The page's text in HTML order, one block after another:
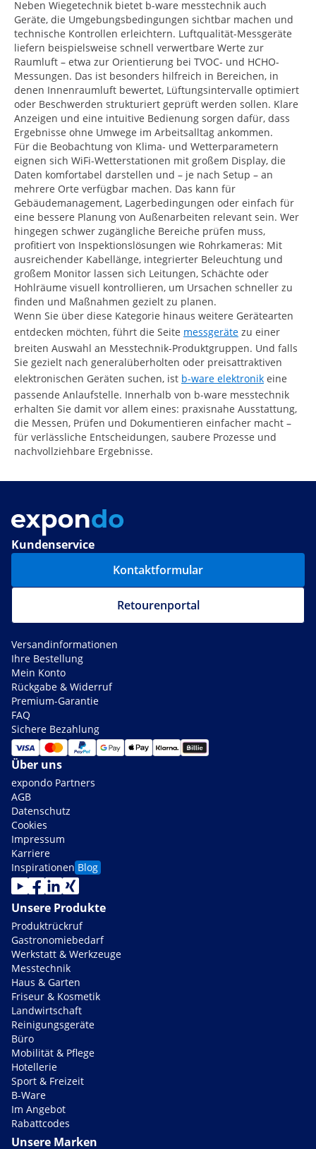
Neben Wiegetechnik bietet b-ware messtechnik auch
Geräte, die Umgebungsbedingungen sichtbar machen und
technische Kontrollen erleichtern. Luftqualität-Messgeräte
liefern beispielsweise schnell verwertbare Werte zur
Raumluft – etwa zur Orientierung bei TVOC- und HCHO-
Messungen. Das ist besonders hilfreich in Bereichen, in
denen Innenraumluft bewertet, Lüftungsintervalle optimiert
oder Beschwerden strukturiert geprüft werden sollen. Klare
Anzeigen und eine intuitive Bedienung sorgen dafür, dass
Ergebnisse ohne Umwege im Arbeitsalltag ankommen.
Für die Beobachtung von Klima- und Wetterparametern
eignen sich WiFi-Wetterstationen mit großem Display, die
Daten komfortabel darstellen und – je nach Setup – an
mehrere Orte verfügbar machen. Das kann für
Gebäudemanagement, Lagerbedingungen oder einfach für
eine bessere Planung von Außenarbeiten relevant sein. Wer
hingegen schwer zugängliche Bereiche prüfen muss,
profitiert von Inspektionslösungen wie Rohrkameras: Mit
ausreichender Kabellänge, integrierter Beleuchtung und
großem Monitor lassen sich Leitungen, Schächte oder
Hohlräume visuell kontrollieren, um Ursachen schneller zu
finden und Maßnahmen gezielt zu planen.
Wenn Sie über diese Kategorie hinaus weitere Gerätearten
entdecken möchten, führt die Seite messgeräte zu einer
breiten Auswahl an Messtechnik-Produktgruppen. Und falls
Sie gezielt nach generalüberholten oder preisattraktiven
elektronischen Geräten suchen, ist b-ware elektronik eine
passende Anlaufstelle. Innerhalb von b-ware messtechnik
erhalten Sie damit vor allem eines: praxisnahe Ausstattung,
die Messen, Prüfen und Dokumentieren einfacher macht –
für verlässliche Entscheidungen, saubere Prozesse und
nachvollziehbare Ergebnisse.
Kundenservice
Kontaktformular
Retourenportal
Versandinformationen
Ihre Bestellung
Mein Konto
Rückgabe & Widerruf
Premium-Garantie
FAQ
Sichere Bezahlung
Über uns
expondo Partners
AGB
Datenschutz
Cookies
Impressum
Karriere
Inspirationen Blog
Unsere Produkte
Produktrückruf
Gastronomiebedarf
Werkstatt & Werkzeuge
Messtechnik
Haus & Garten
Friseur & Kosmetik
Landwirtschaft
Reinigungsgeräte
Büro
Mobilität & Pflege
Hotellerie
Sport & Freizeit
B-Ware
Im Angebot
Rabattcodes
Unsere Marken